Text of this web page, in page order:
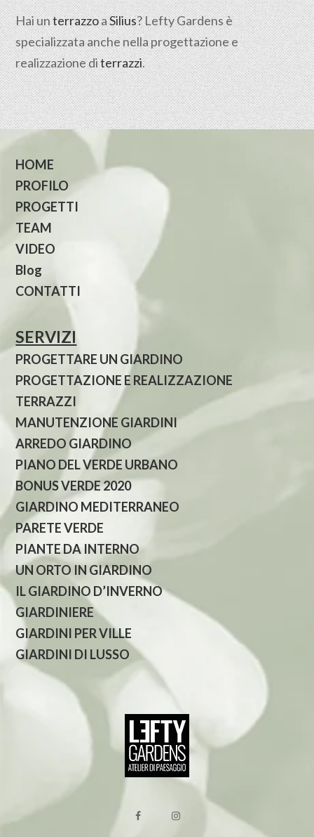
Hai unterrazzoaSilius? Lefty Gardens è
specializzata anche nella progettazione e
realizzazione diterrazzi.
HOME
PROFILO
PROGETTI
TEAM
VIDEO
Blog
CONTATTI
SERVIZI
PROGETTARE UN GIARDINO
PROGETTAZIONE E REALIZZAZIONE
TERRAZZI
MANUTENZIONE GIARDINI
ARREDO GIARDINO
PIANO DEL VERDE URBANO
BONUS VERDE 2020
GIARDINO MEDITERRANEO
PARETE VERDE
PIANTE DA INTERNO
UN ORTO IN GIARDINO
IL GIARDINO D’INVERNO
GIARDINIERE
GIARDINI PER VILLE
GIARDINI DI LUSSO